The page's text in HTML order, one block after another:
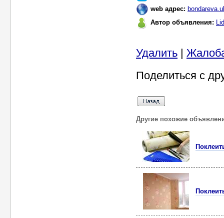
web адрес:
Автор объявления:
Удалить |
Поделиться с
Другие похожие